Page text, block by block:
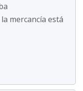
mercancía está